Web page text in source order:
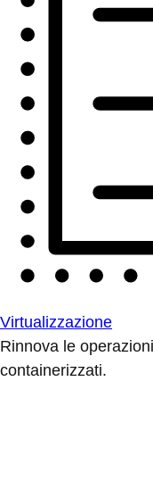
Virtualizzazione
Rinnova le
containerizzati.